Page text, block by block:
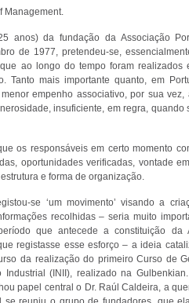
Management.
anos) da fundação da Associação
de 1977, pretendeu-se,
ao longo do tempo foram realizados
Tanto mais importante quanto, em
empenho associativo, por sua vez,
insuficiente, em regra, quando
os responsáveis em certo momento
oportunidades verificadas, vontade
e forma de organização.
se ‘um movimento’ visando a
recolhidas – seria muito
que antecede a constituição da
registasse esse esforço – a ideia
da realização do primeiro Curso de
(INII), realizado na
papel central o Dr. Raúl Caldeira, a